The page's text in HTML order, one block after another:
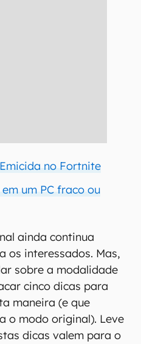
no Fortnite
um PC fraco ou
ainda continua
os interessados. Mas,
sobre a modalidade
cinco dicas para
maneira (e que
o modo original). Leve
dicas valem para o